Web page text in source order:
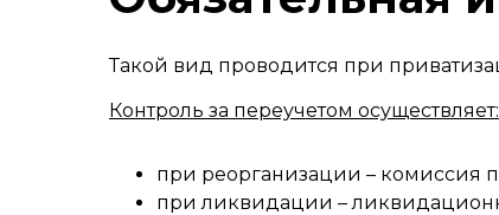
Такой вид проводится при
Контроль за переучетом осуществляет:
при реорганизации – комиссия
при ликвидации –